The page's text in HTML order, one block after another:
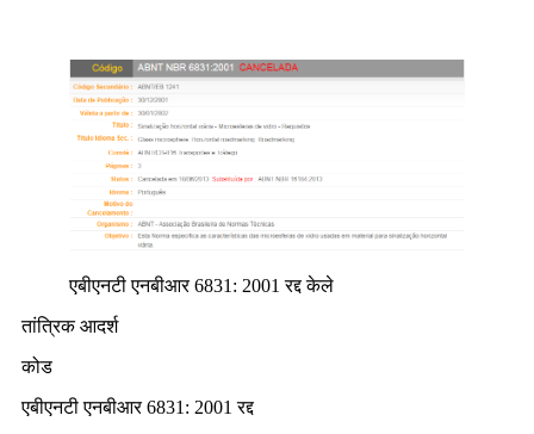
एबीएनटी एनबीआर 6831: 2001 रद्द केले
तांत्रिक आदर्श
कोड
एबीएनटी एनबीआर 6831: 2001 रद्द